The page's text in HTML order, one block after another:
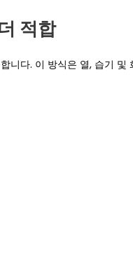
적합
니다. 이 방식은 열, 습기 및